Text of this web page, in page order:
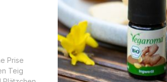
Prise
Teig